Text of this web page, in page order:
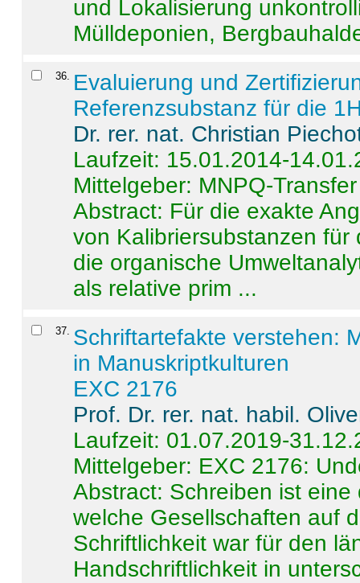
und Lokalisierung
Mülldeponien,
36. Evaluierung und
Referenzsubstanz für die
Dr. rer. nat. Christian
Laufzeit: 15.01.2014-
Mittelgeber: MNPQ-Transfer
Abstract: Für die exakte
von Kalibriersubstanzen
die organische
als relative prim ...
37. Schriftartefakte verstehen:
in Manuskriptkulturen
EXC 2176
Prof. Dr. rer. nat. habil.
Laufzeit: 01.07.2019-
Mittelgeber: EXC 2176:
Abstract: Schreiben ist
welche Gesellschaften auf
Schriftlichkeit war für den
Handschriftlichkeit in